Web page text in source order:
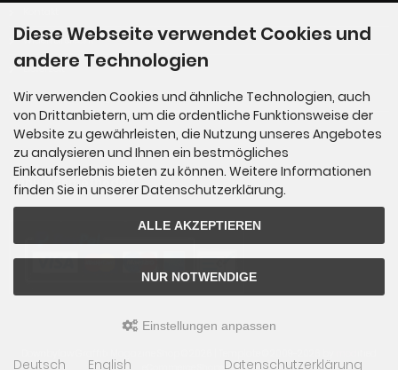
Widerrufsrecht
Lieferzeit
Cookie Einstellungen
Zahlungsmethoden
Diese Webseite verwendet Cookies und
andere Technologien
Wir verwenden Cookies und ähnliche Technologien, auch
von Drittanbietern, um die ordentliche Funktionsweise der
Website zu gewährleisten, die Nutzung unseres Angebotes
zu analysieren und Ihnen ein bestmögliches
Einkaufserlebnis bieten zu können. Weitere Informationen
finden Sie in unserer Datenschutzerklärung.
ALLE AKZEPTIEREN
NUR NOTWENDIGE
Einstellungen anpassen
Deutsch English Datenschutzerklärung